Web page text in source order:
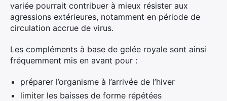
variée pourrait contribuer à mieux résister aux
agressions extérieures, notamment en période de
circulation accrue de virus.
Les compléments à base de gelée royale sont ainsi
fréquemment mis en avant pour :
préparer l’organisme à l’arrivée de l’hiver
limiter les baisses de forme répétées